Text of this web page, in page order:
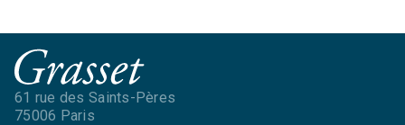
61 rue des Saints-Pères
75006 Paris